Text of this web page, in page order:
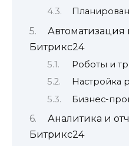
Автоматизация
Битрикс24
Роботы и
Настройка
Бизнес-
Аналитика и
Битрикс24